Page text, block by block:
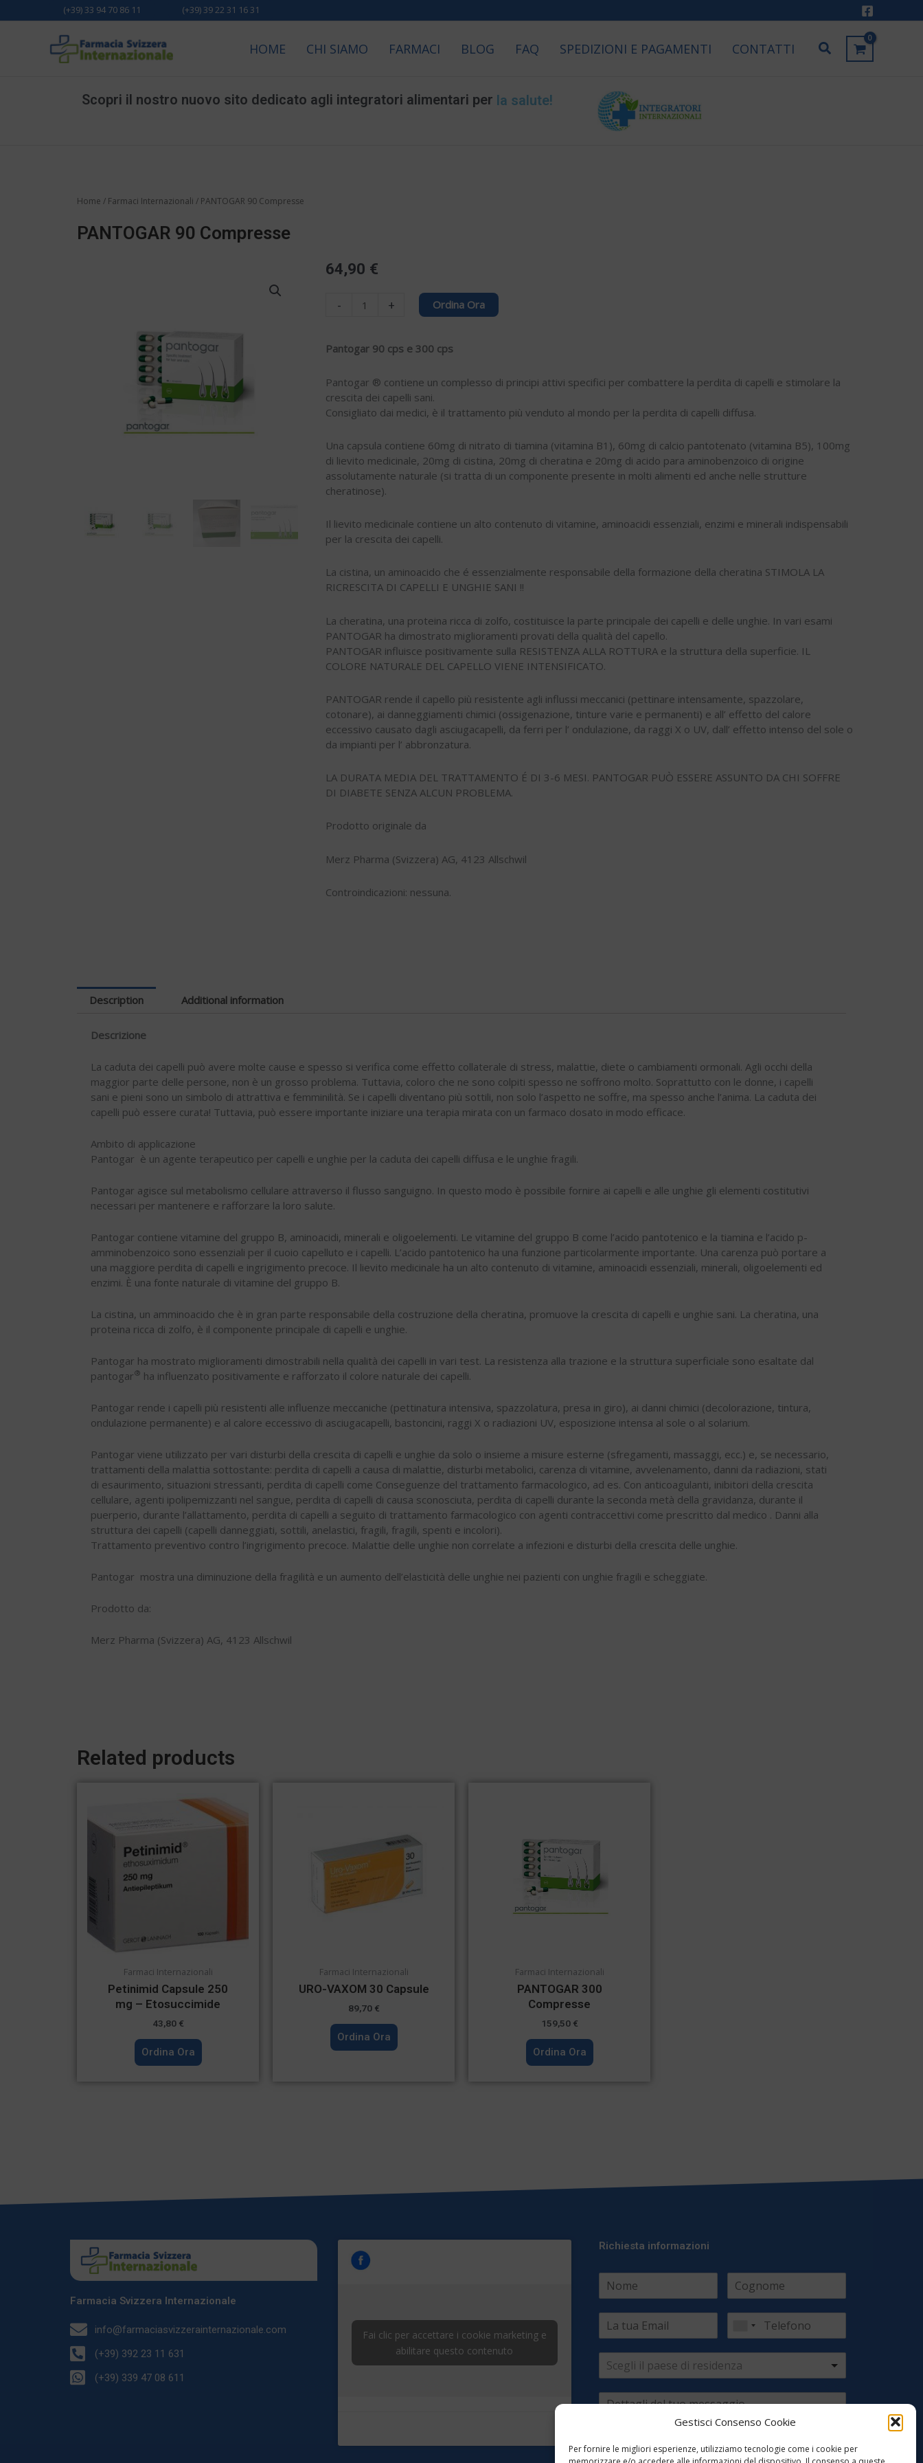
Gestisci Consenso Cookie
Per fornire le migliori esperienze, utilizziamo tecnologie come i cookie per
al
(+39) 33 94 70 86 11 (+39) 39 22 31 16 31
HOME CHI SIAMO FARMACI BLOG FAQ SPEDIZIONI E PAGAMENTI CONTATTI Cerca
Scopri il nostro nuovo sito dedicato agli integratori alimentari per la longevità!
Home / Farmaci Internazionali / PANTOGAR 90 Compresse
PANTOGAR 90 Compresse
64,90 €
-
PANTOGAR
quantity
+ Ordina Ora
Pantogar 90 cps e 300 cps
Pantogar ® contiene un complesso di principi attivi specifici per combattere la perdita di capelli e stimolare la
crescita dei capelli sani.
Consigliato dai medici, è il trattamento più venduto al mondo per la perdita di capelli diffusa.
Una capsula contiene 60mg di nitrato di tiamina (vitamina B1), 60mg di calcio pantotenato (vitamina B5), 100mg
di lievito medicinale, 20mg di cistina, 20mg di cheratina e 20mg di acido para aminobenzoico di origine
assolutamente naturale (si tratta di un componente presente in molti alimenti ed anche nelle strutture
cheratinose).
Il lievito medicinale contiene un alto contenuto di vitamine, aminoacidi essenziali, enzimi e minerali indispensabili
per la crescita dei capelli.
La cistina, un aminoacido che é essenzialmente responsabile della formazione della cheratina STIMOLA LA
RICRESCITA DI CAPELLI E UNGHIE SANI !!
La cheratina, una proteina ricca di zolfo, costituisce la parte principale dei capelli e delle unghie. In vari esami
PANTOGAR ha dimostrato miglioramenti provati della qualità del capello.
PANTOGAR influisce positivamente sulla RESISTENZA ALLA ROTTURA e la struttura della superficie. IL
COLORE NATURALE DEL CAPELLO VIENE INTENSIFICATO.
PANTOGAR rende il capello più resistente agli influssi meccanici (pettinare intensamente, spazzolare,
cotonare), ai danneggiamenti chimici (ossigenazione, tinture varie e permanenti) e all’ effetto del calore
eccessivo causato dagli asciugacapelli, da ferri per l’ ondulazione, da raggi X o UV, dall’ effetto intenso del sole o
da impianti per l’ abbronzatura.
LA DURATA MEDIA DEL TRATTAMENTO É DI 3-6 MESI. PANTOGAR PUÒ ESSERE ASSUNTO DA CHI SOFFRE
DI DIABETE SENZA ALCUN PROBLEMA.
Prodotto originale da
Merz Pharma (Svizzera) AG, 4123 Allschwil
Controindicazioni: nessuna.
Description Additional information
Descrizione
La caduta dei capelli può avere molte cause e spesso si verifica come effetto collaterale di stress, malattie, diete o cambiamenti ormonali. Agli occhi della
maggior parte delle persone, non è un grosso problema. Tuttavia, coloro che ne sono colpiti spesso ne soffrono molto. Soprattutto con le donne, i capelli
sani e pieni sono un simbolo di attrattiva e femminilità. Se i capelli diventano più sottili, non solo l’aspetto ne soffre, ma spesso anche l’anima. La caduta dei
capelli può essere curata! Tuttavia, può essere importante iniziare una terapia mirata con un farmaco dosato in modo efficace.
Ambito di applicazione
Pantogar è un agente terapeutico per capelli e unghie per la caduta dei capelli diffusa e le unghie fragili.
Pantogar agisce sul metabolismo cellulare attraverso il flusso sanguigno. In questo modo è possibile fornire ai capelli e alle unghie gli elementi costitutivi
necessari per mantenere e rafforzare la loro salute.
Pantogar contiene vitamine del gruppo B, aminoacidi, minerali e oligoelementi. Le vitamine del gruppo B come l’acido pantotenico e la tiamina e l’acido p-
amminobenzoico sono essenziali per il cuoio capelluto e i capelli. L’acido pantotenico ha una funzione particolarmente importante. Una carenza può portare a
una maggiore perdita di capelli e ingrigimento precoce. Il lievito medicinale ha un alto contenuto di vitamine, aminoacidi essenziali, minerali, oligoelementi ed
enzimi. È una fonte naturale di vitamine del gruppo B.
La cistina, un amminoacido che è in gran parte responsabile della costruzione della cheratina, promuove la crescita di capelli e unghie sani. La cheratina, una
proteina ricca di zolfo, è il componente principale di capelli e unghie.
Pantogar ha mostrato miglioramenti dimostrabili nella qualità dei capelli in vari test. La resistenza alla trazione e la struttura superficiale sono esaltate dal
pantogar® ha influenzato positivamente e rafforzato il colore naturale dei capelli.
Pantogar rende i capelli più resistenti alle influenze meccaniche (pettinatura intensiva, spazzolatura, presa in giro), ai danni chimici (decolorazione, tintura,
ondulazione permanente) e al calore eccessivo di asciugacapelli, bastoncini, raggi X o radiazioni UV, esposizione intensa al sole o al solarium.
Pantogar viene utilizzato per vari disturbi della crescita di capelli e unghie da solo o insieme a misure esterne (sfregamenti, massaggi, ecc.) e, se necessario,
trattamenti della malattia sottostante: perdita di capelli a causa di malattie, disturbi metabolici, carenza di vitamine, avvelenamento, danni da radiazioni, stati
di esaurimento, situazioni stressanti, perdita di capelli come Conseguenze del trattamento farmacologico, ad es. Con anticoagulanti, inibitori della crescita
cellulare, agenti ipolipemizzanti nel sangue, perdita di capelli di causa sconosciuta, perdita di capelli durante la seconda metà della gravidanza, durante il
puerperio, durante l’allattamento, perdita di capelli a seguito di trattamento farmacologico con agenti contraccettivi come prescritto dal medico . Danni alla
struttura dei capelli (capelli danneggiati, sottili, anelastici, fragili, fragili, spenti e incolori).
Trattamento preventivo contro l’ingrigimento precoce. Malattie delle unghie non correlate a infezioni e disturbi della crescita delle unghie.
Pantogar mostra una diminuzione della fragilità e un aumento dell’elasticità delle unghie nei pazienti con unghie fragili e scheggiate.
Prodotto da:
Merz Pharma (Svizzera) AG, 4123 Allschwil
Related products
Farmaci Internazionali
Petinimid Capsule 250
mg – Etosuccimide
43,80 €
Ordina Ora
Farmaci Internazionali
URO-VAXOM 30 Capsule
89,70 €
Ordina Ora
Farmaci Internazionali
PANTOGAR 300
Compresse
159,50 €
Ordina Ora
Farmacia Svizzera Internazionale
info@farmaciasvizzerainternazionale.com
(+39) 392 23 11 631
(+39) 339 47 08 611
Fai clic per accettare i cookie marketing e
abilitare questo contenuto
Richiesta informazioni
Scegli il paese di residenza